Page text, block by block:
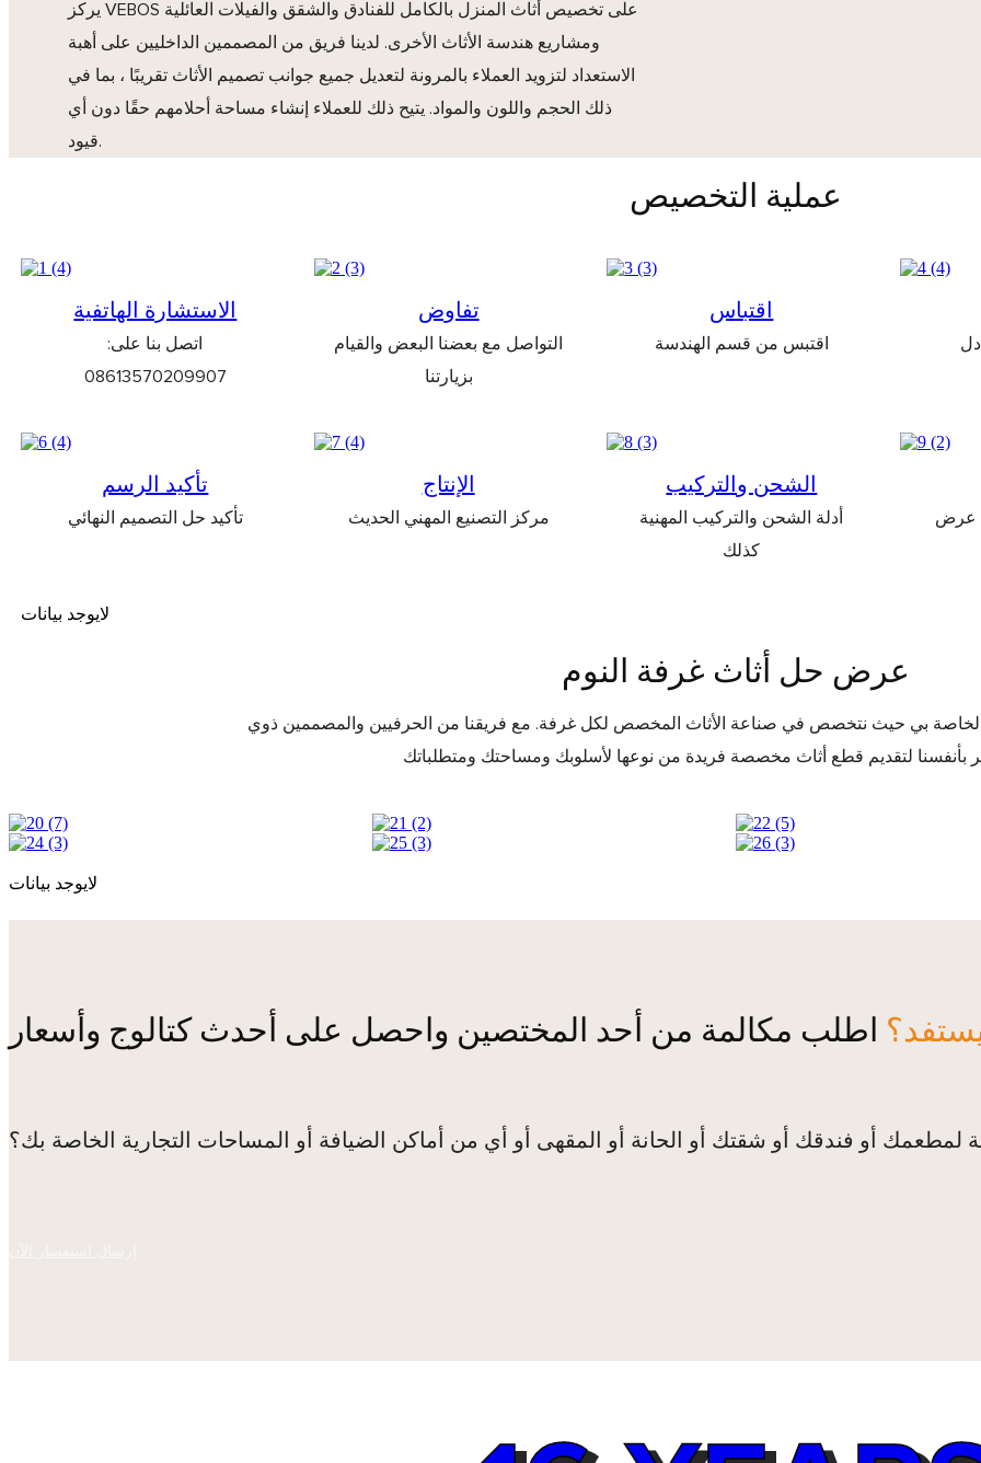
يركز VEBOS على تخصيص أثاث المنزل بالكامل للفنادق والشقق والفيلات العائلية
ومشاريع هندسة الأثاث الأخرى. لدينا فريق من المصممين الداخليين على أهبة
الاستعداد لتزويد العملاء بالمرونة لتعديل جميع جوانب تصميم الأثاث تقريبًا ، بما في
ذلك الحجم واللون والمواد. يتيح ذلك للعملاء إنشاء مساحة أحلامهم حقًا دون أي
قيود.
عملية التخصيص
الاستشارة الهاتفية
اتصل بنا على:
08613570209907
تفاوض
التواصل مع بعضنا البعض والقيام
بزيارتنا
اقتباس
اقتبس من قسم الهندسة
تأكيد الرسم
تأكيد حل التصميم النهائي
الإنتاج
مركز التصنيع المهني الحديث
الشحن والتركيب
أدلة الشحن والتركيب المهنية
كذلك
عرض
لايوجد بيانات
عرض حل أثاث غرفة النوم
الخاصة بي حيث نتخصص في صناعة الأثاث المخصص لكل غرفة. مع فريقنا من الحرفيين والمصممين ذوي
لايوجد بيانات
اطلب مكالمة من أحد المختصين واحصل على أحدث كتالوج وأسعار
أو فندقك أو شقتك أو الحانة أو المقهى أو أي من أماكن الضيافة أو المساحات التجارية الخاصة بك؟